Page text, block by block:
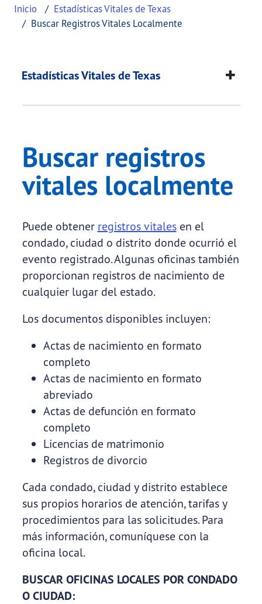
Inicio
Estadísticas Vitales de Texas
Buscar Registros Vitales Localmente
Buscar registros
This page provides information about Buscar
Estadísticas Vitales de Texas
Buscar registros
vitales localmente
Puede obtener registros vitalesen el
condado, ciudad o distrito donde ocurrió el
evento registrado. Algunas oficinas también
proporcionan registros de nacimiento de
cualquier lugar del estado.
Los documentos disponibles incluyen:
Actas de nacimiento en formato
completo
Actas de nacimiento en formato
abreviado
Actas de defunción en formato
completo
Licencias de matrimonio
Registros de divorcio
Cada condado, ciudad y distrito establece
sus propios horarios de atención, tarifas y
procedimientos para las solicitudes. Para
más información, comuníquese con la
oficina local.
BUSCAR OFICINAS LOCALES POR CONDADO
O CIUDAD: